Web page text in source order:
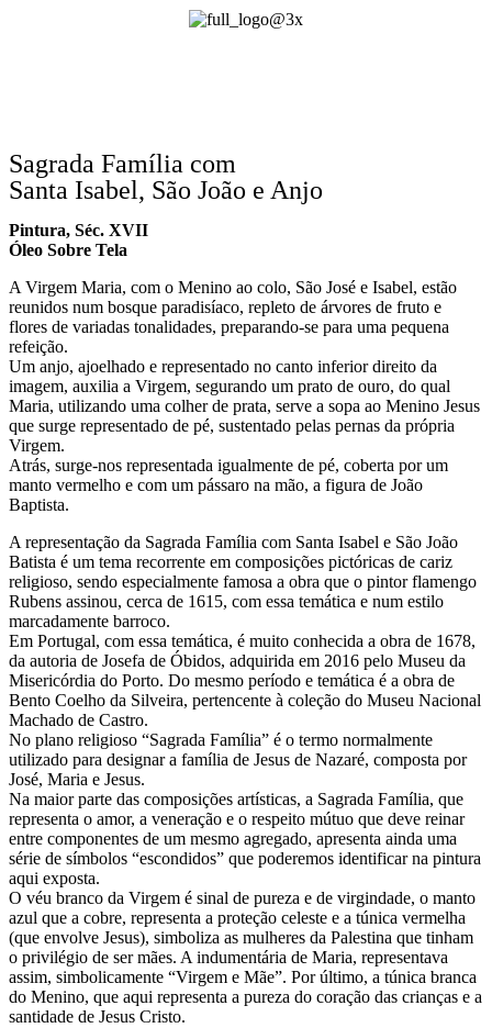
Sagrada Família com
Santa Isabel, São João e Anjo
Pintura, Séc. XVII
Óleo Sobre Tela
A Virgem Maria, com o Menino ao colo, São José e Isabel, estão
reunidos num bosque paradisíaco, repleto de árvores de fruto e
flores de variadas tonalidades, preparando-se para uma pequena
refeição.
Um anjo, ajoelhado e representado no canto inferior direito da
imagem, auxilia a Virgem, segurando um prato de ouro, do qual
Maria, utilizando uma colher de prata, serve a sopa ao Menino Jesus
que surge representado de pé, sustentado pelas pernas da própria
Virgem.
Atrás, surge-nos representada igualmente de pé, coberta por um
manto vermelho e com um pássaro na mão, a figura de João
Baptista.
A representação da Sagrada Família com Santa Isabel e São João
Batista é um tema recorrente em composições pictóricas de cariz
religioso, sendo especialmente famosa a obra que o pintor flamengo
Rubens assinou, cerca de 1615, com essa temática e num estilo
marcadamente barroco.
Em Portugal, com essa temática, é muito conhecida a obra de 1678,
da autoria de Josefa de Óbidos, adquirida em 2016 pelo Museu da
Misericórdia do Porto. Do mesmo período e temática é a obra de
Bento Coelho da Silveira, pertencente à coleção do Museu Nacional
Machado de Castro.
No plano religioso “Sagrada Família” é o termo normalmente
utilizado para designar a família de Jesus de Nazaré, composta por
José, Maria e Jesus.
Na maior parte das composições artísticas, a Sagrada Família, que
representa o amor, a veneração e o respeito mútuo que deve reinar
entre componentes de um mesmo agregado, apresenta ainda uma
série de símbolos “escondidos” que poderemos identificar na pintura
aqui exposta.
O véu branco da Virgem é sinal de pureza e de virgindade, o manto
azul que a cobre, representa a proteção celeste e a túnica vermelha
(que envolve Jesus), simboliza as mulheres da Palestina que tinham
o privilégio de ser mães. A indumentária de Maria, representava
assim, simbolicamente “Virgem e Mãe”. Por último, a túnica branca
do Menino, que aqui representa a pureza do coração das crianças e a
santidade de Jesus Cristo.